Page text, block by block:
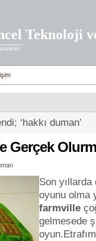
Teknoloji
‘hakkı duman’
Gerçek
Son yıllarda
oyunu olma
farmville
gelmesede